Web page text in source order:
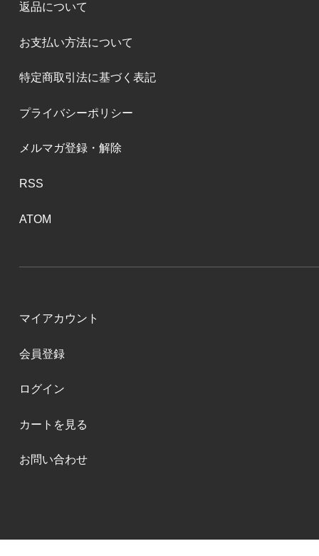
返品について
お支払い方法について
特定商取引法に基づく表記
プライバシーポリシー
メルマガ登録・解除
RSS
ATOM
マイアカウント
会員登録
ログイン
カートを見る
お問い合わせ